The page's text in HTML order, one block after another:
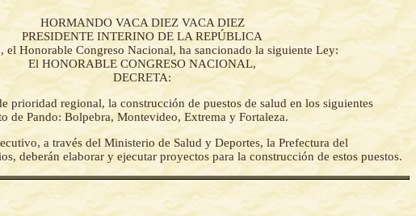
HORMANDO VACA DIEZ VACA DIEZ
PRESIDENTE INTERINO DE LA REPÚBLICA
el Honorable Congreso Nacional, ha sancionado la siguiente Ley:
El HONORABLE CONGRESO NACIONAL,
DECRETA:
prioridad regional, la construcción de puestos de salud en los siguientes
de Pando: Bolpebra, Montevideo, Extrema y Fortaleza.
a través del Ministerio de Salud y Deportes, la Prefectura del
deberán elaborar y ejecutar proyectos para la construcción de estos puestos.